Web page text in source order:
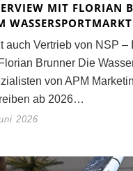
MIT FLORIAN
auch Vertrieb von NSP –
Brunner Die
von APM
ab 2026…
2026